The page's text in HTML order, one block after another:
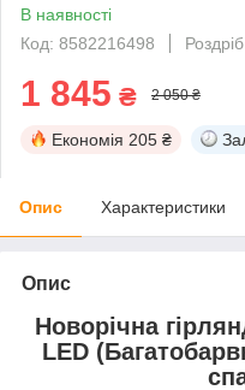
В наявності
Код: 8582216498
Роздріб
1 845 ₴ 2 050 ₴
Економія 205 ₴
Опис Характеристики
Опис
Новорічна
LED